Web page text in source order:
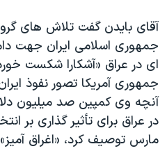
اقتصادی
علم و فناوری
اسرائیل در جنگ
گالری عکس
آرشیو پخش زنده
حمله جمهوری اسلامی به اسرائیل
رمز مهسا
ورزش زنان در ایران
اعتراضات زن، زندگی، آزادی
مجموعه مستندهای دادخواهی
زبانهای مختلف
آقای بايدن گفت تلاش های
جمهوری اسلامی ايران جهت
ای در عراق «آشکارا شکست
جمهوری آمريکا تصور نفوذ
آنچه وی کمپين صد ميليون
در عراق برای تأثير گذاری بر
مارس توصيف کرد، «اغراق